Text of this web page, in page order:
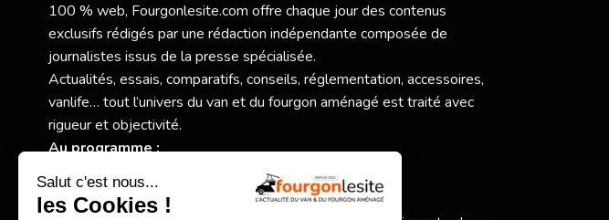
100 % web, Fourgonlesite.com offre chaque jour des contenus
exclusifs rédigés par une rédaction indépendante composée de
journalistes issus de la presse spécialisée.
Actualités, essais, comparatifs, conseils, réglementation, accessoires,
vanlife… tout l’univers du van et du fourgon aménagé est traité avec
rigueur et objectivité.
Au programme :
Nouveaux modèles et essais exclusifs,
Comparatifs et conseils pratiques pour bien choisir,